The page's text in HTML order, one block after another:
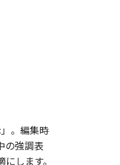
。編集時
の強調表
します。